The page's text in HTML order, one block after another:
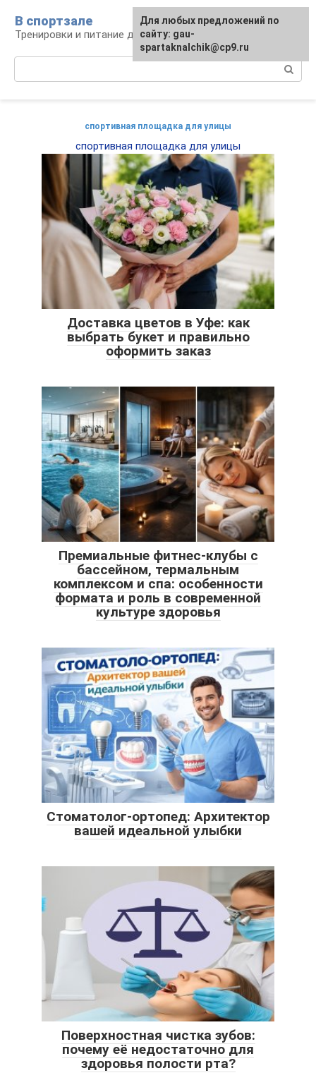
контенту
В спортзале
Тренировки и питание для здоровья
спортивная площадка для улицы
спортивная площадка для улицы
Доставка цветов в Уфе: как
выбрать букет и правильно
оформить заказ
Премиальные фитнес-клубы с
бассейном, термальным
комплексом и спа: особенности
формата и роль в современной
культуре здоровья
Стоматолог-ортопед: Архитектор
вашей идеальной улыбки
Поверхностная чистка зубов:
почему её недостаточно для
здоровья полости рта?
Для любых предложений по
сайту: gau-
spartaknalchik@cp9.ru